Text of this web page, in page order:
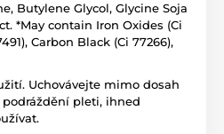
Butylene Glycol, Glycine Soja
*May contain Iron Oxides (Ci
Carbon Black (Ci 77266),
Uchovávejte mimo dosah
pleti, ihned